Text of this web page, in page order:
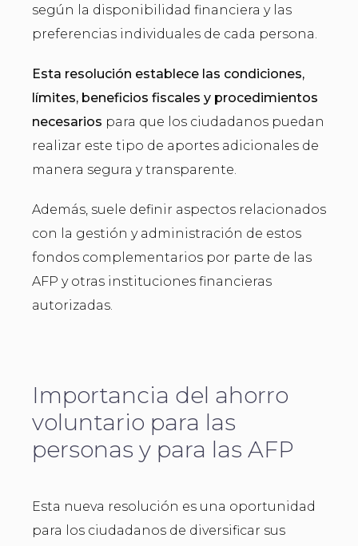
según la disponibilidad financiera y las
preferencias individuales de cada persona.
Esta resolución establece las condiciones,
límites, beneficios fiscales y procedimientos
necesarios para que los ciudadanos puedan
realizar este tipo de aportes adicionales de
manera segura y transparente.
Además, suele definir aspectos relacionados
con la gestión y administración de estos
fondos complementarios por parte de las
AFP y otras instituciones financieras
autorizadas.
Importancia del ahorro
voluntario para las
personas y para las AFP
Esta nueva resolución es una oportunidad
para los ciudadanos de diversificar sus